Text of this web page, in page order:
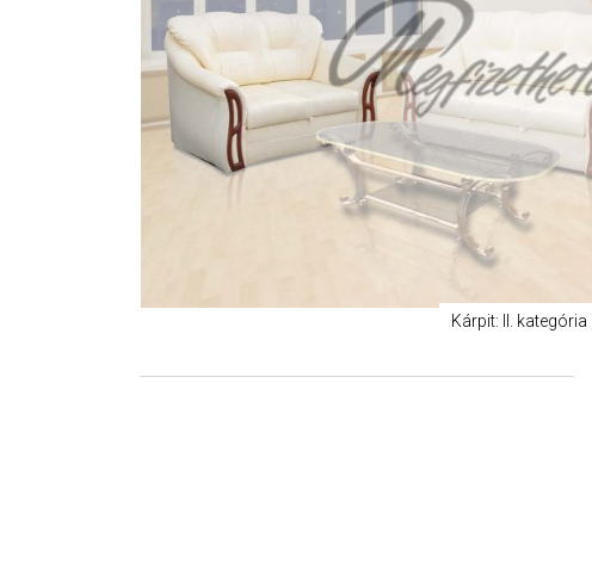
Kárpit: II. kategória